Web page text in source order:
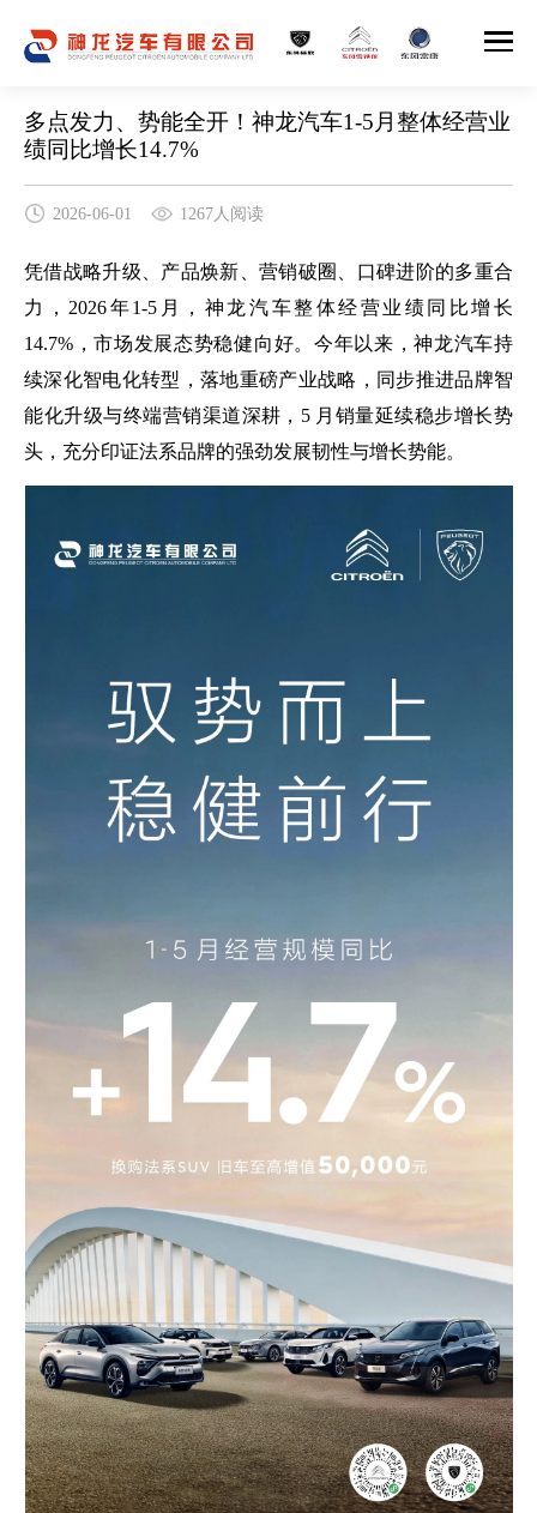
多点发力、势能全开！神龙汽车1-5月整体经营业
绩同比增长14.7%
2026-06-01 1267人阅读
凭借战略升级、产品焕新、营销破圈、口碑进阶的多重合
力，2026年1-5月，神龙汽车整体经营业绩同比增长
14.7%，市场发展态势稳健向好。今年以来，神龙汽车持
续深化智电化转型，落地重磅产业战略，同步推进品牌智
能化升级与终端营销渠道深耕，5 月销量延续稳步增长势
头，充分印证法系品牌的强劲发展韧性与增长势能。